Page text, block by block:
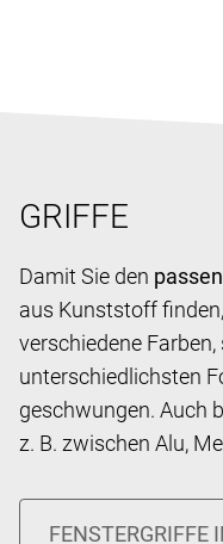
GRIFFE
Damit Sie den
aus Kunststoff
verschiedene
unterschiedlichsten
geschwungen. Auch
z. B. zwischen Alu,